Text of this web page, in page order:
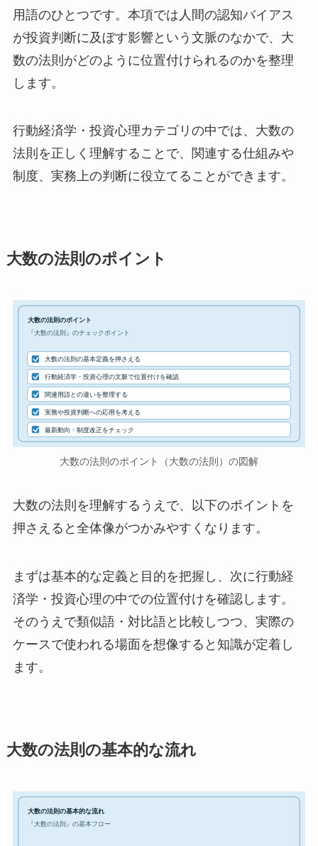
用語のひとつです。本項では人間の認知バイアス
が投資判断に及ぼす影響という文脈のなかで、大
数の法則がどのように位置付けられるのかを整理
します。
行動経済学・投資心理カテゴリの中では、大数の
法則を正しく理解することで、関連する仕組みや
制度、実務上の判断に役立てることができます。
大数の法則のポイント
大数の法則のポイント
『大数の法則』のチェックポイント
大数の法則の基本定義を押さえる
行動経済学・投資心理の文脈で位置付けを確認
関連用語との違いを整理する
実務や投資判断への応用を考える
最新動向・制度改正をチェック
大数の法則のポイント（大数の法則）の図解
大数の法則を理解するうえで、以下のポイントを
押さえると全体像がつかみやすくなります。
まずは基本的な定義と目的を把握し、次に行動経
済学・投資心理の中での位置付けを確認します。
そのうえで類似語・対比語と比較しつつ、実際の
ケースで使われる場面を想像すると知識が定着し
ます。
大数の法則の基本的な流れ
大数の法則の基本的な流れ
『大数の法則』の基本フロー